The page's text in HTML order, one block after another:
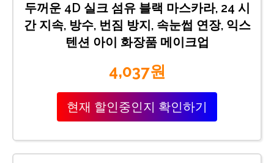
두꺼운 4D 실크 섬유 블랙 마스카라, 24 시
간 지속, 방수, 번짐 방지, 속눈썹 연장, 익스
텐션 아이 화장품 메이크업
4,037원
현재 할인중인지 확인하기